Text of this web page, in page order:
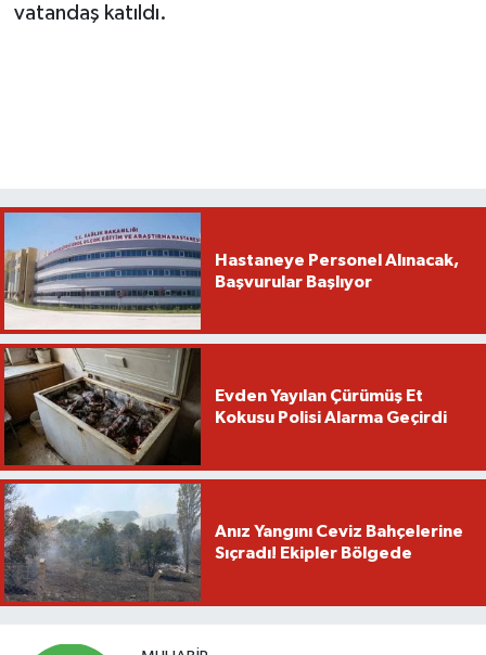
vatandaş katıldı.
Hastaneye Personel Alınacak,
Başvurular Başlıyor
Evden Yayılan Çürümüş Et
Kokusu Polisi Alarma Geçirdi
Anız Yangını Ceviz Bahçelerine
Sıçradı! Ekipler Bölgede